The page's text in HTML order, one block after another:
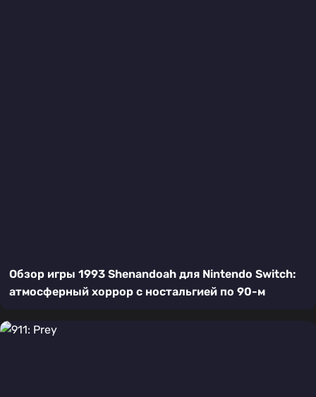
Обзор игры 1993 Shenandoah для Nintendo Switch:
атмосферный хоррор с ностальгией по 90-м